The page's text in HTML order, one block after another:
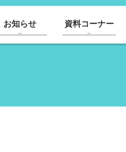
お知らせ 資料コーナー